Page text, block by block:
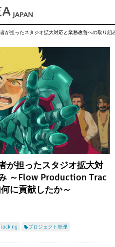
| メールマガジン
トリアル ユーザー事例
User Stories
ベント プロダクト
Products
人
Jobs
が担ったスタジオ拡大対応と業務改善への取り
が担ったスタジオ拡大対
～Flow Production Trac
に貢献したか～
プロジェクト管理